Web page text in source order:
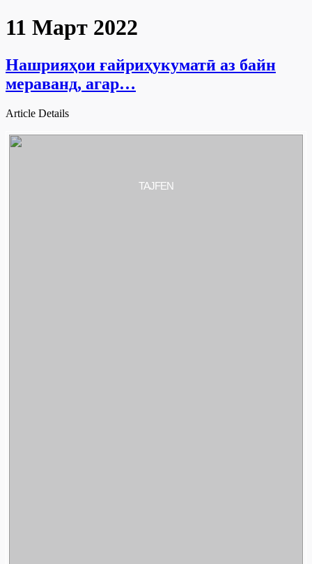
11 Март 2022
Нашрияҳои ғайриҳукуматӣ аз байн
мераванд, агар…
Article Details
TAJFEN